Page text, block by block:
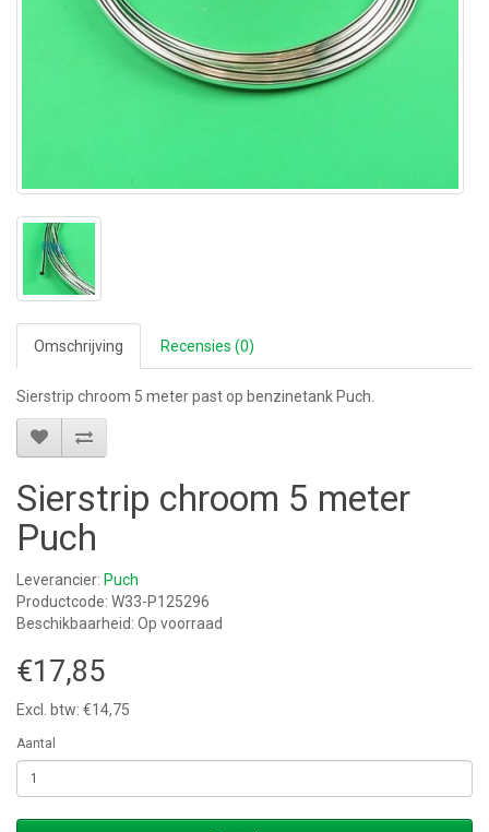
Omschrijving Recensies (0)
Sierstrip chroom 5 meter past op benzinetank Puch.
Sierstrip chroom 5 meter
Puch
Leverancier: Puch
Productcode: W33-P125296
Beschikbaarheid: Op voorraad
€17,85
Excl. btw: €14,75
Aantal